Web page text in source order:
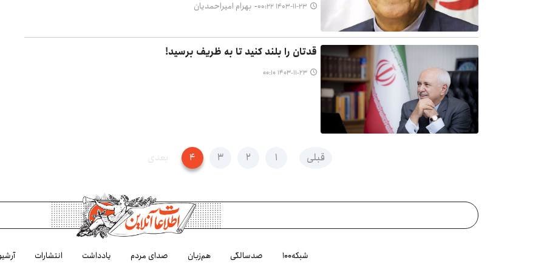
۱۴۰۳-۱۱-۲۳ ۰۰:۲۲ بهرام امیراحمدیان
قدتان را بلند کنید تا به ظریف برسید!‌
۱۴۰۳-۱۱-۲۳ ۰۰:۱۰
قبلی ۱ ۲ ۳ ۴ بعدی
شبکه۱۰۰ صدسالگی هم‌زبان صدای مردم یادداشت انتشارات